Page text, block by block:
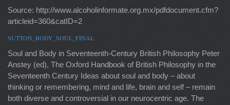
Source: http://www.alcoholinformate.org.mx/pdfdocument.cfm?
articleid=360&catID=2
SUTTON_BODY_SOUL_FINAL
Soul and Body in Seventeenth-Century British Philosophy Peter
Anstey (ed), The Oxford Handbook of British Philosophy in the
Seventeenth Century Ideas about soul and body – about
thinking or remembering, mind and life, brain and self – remain
both diverse and controversial in our neurocentric age. The